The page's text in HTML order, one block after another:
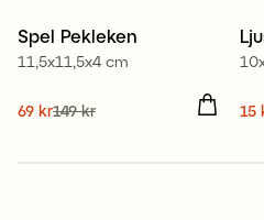
Sale
Spel Pekleken
11,5x11,5x4 cm
Nuvarande pris
69 kr149 kr 15